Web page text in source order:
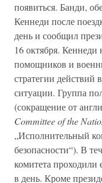
появиться. Банди,
Кеннеди после
день и сообщил
16 октября.
помощников и
стратегии
ситуации. Группа
(сокращение от
Committee of the
„Исполнительный
безопасности“). В
комитета проходили
в день. Кроме